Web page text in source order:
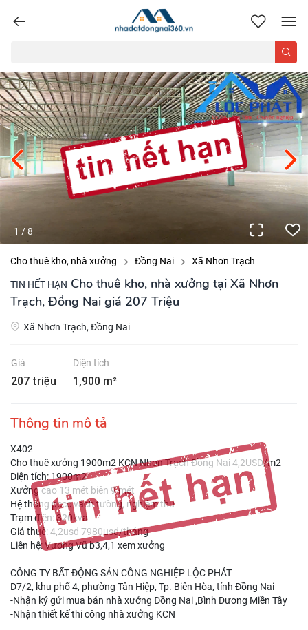
nhadatdongnai360.vn
1 /8
Cho thuê kho, nhà xưởng Đồng Nai Xã Nhơn Trạch
TIN HẾT HẠN Cho thuê kho, nhà xưởng tại Xã Nhơn
Trạch, Đồng Nai giá 207 Triệu
Xã Nhơn Trạch, Đồng Nai
Giá
207 triệu
Diện tích
1,900 m²
Thông tin mô tả
X402
Cho thuê xưởng 1900m2 KCN Nhơn Trạch Đồng Nai 4,2USD/m2
Diện tích: 1900m2
Xưởng cao 13 mét biên 9 mét
Hệ thống pccc vách tường, nghiệm thu
Trạm điện: 320kva
Giá thuê: 4,2usd 7980usd/tháng
Liên hệ: Vương Vũ b3,4,1 xem xưởng
CÔNG TY BẤT ĐỘNG SẢN CÔNG NGHIỆP LỘC PHÁT
D7/2, khu phố 4, phường Tân Hiệp, Tp. Biên Hòa, tỉnh Đồng Nai
-Nhận ký gửi mua bán nhà xưởng Đồng Nai ,Bình Dương Miền Tây
-Nhận thiết kế thi công nhà xưởng KCN